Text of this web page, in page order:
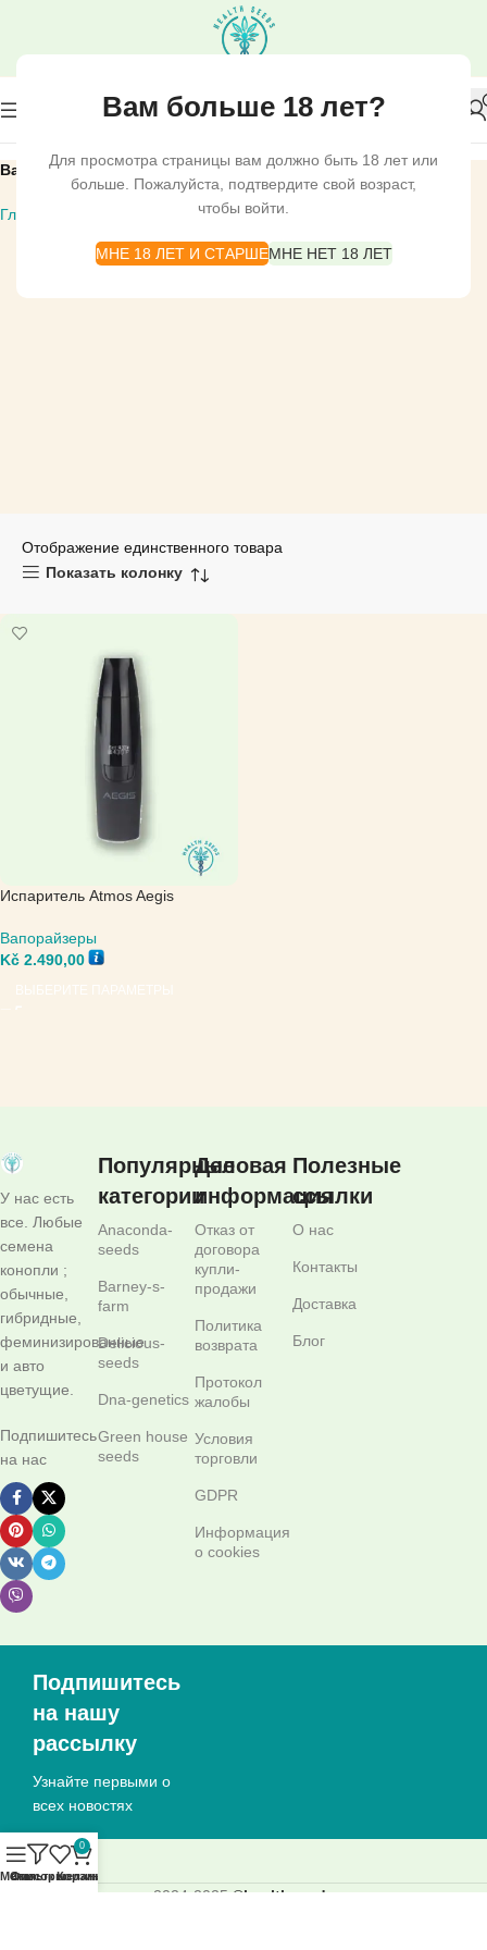
Вам больше 18 лет?
Для просмотра страницы вам должно быть 18 лет или
больше. Пожалуйста, подтвердите свой возраст,
чтобы войти.
МНЕ 18 ЛЕТ И СТАРШЕМНЕ НЕТ 18 ЛЕТ
Вапорайзеры
Главная ATMOS Вапорайзеры
Отображение единственного товара
Показать колонку
Испаритель Atmos Aegis
Вапорайзеры
Kč 2.490,00
У нас есть
все. Любые
семена
конопли ;
обычные,
гибридные,
феминизированные
и авто
цветущие.
Подпишитесь
на нас
Популярные
категории
Anaconda-
seeds
Barney-s-
farm
Delicious-
seeds
Dna-genetics
Green house
seeds
Деловая
информация
Отказ от
договора
купли-
продажи
Политика
возврата
Протокол
жалобы
Условия
торговли
GDPR
Информация
о cookies
Полезные
ссылки
О нас
Контакты
Доставка
Блог
Подпишитесь
на нашу
рассылку
Узнайте первыми о
всех новостях
2024-2025©healthseeds
Меню
Фильтры
Список желаний
0
Корзина